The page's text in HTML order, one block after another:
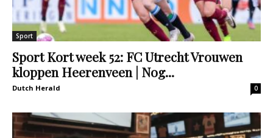
Sport
Sport Kort week 52: FC Utrecht Vrouwen
kloppen Heerenveen | Nog...
Dutch Herald 0